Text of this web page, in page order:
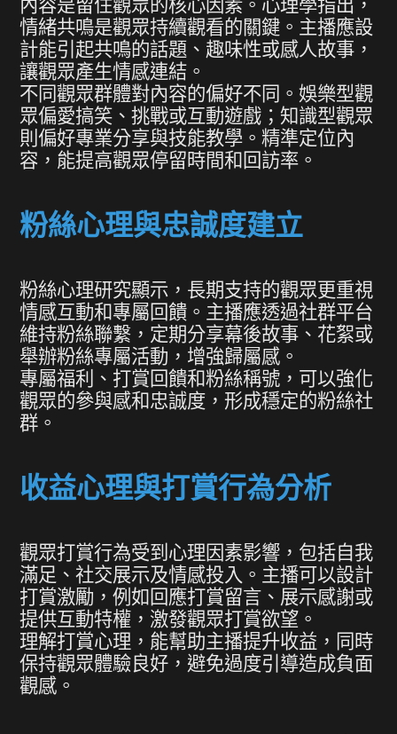
內容是留住觀眾的核心因素。心理學指出，
情緒共鳴是觀眾持續觀看的關鍵。主播應設
計能引起共鳴的話題、趣味性或感人故事，
讓觀眾產生情感連結。
不同觀眾群體對內容的偏好不同。娛樂型觀
眾偏愛搞笑、挑戰或互動遊戲；知識型觀眾
則偏好專業分享與技能教學。精準定位內
容，能提高觀眾停留時間和回訪率。
粉絲心理與忠誠度建立
粉絲心理研究顯示，長期支持的觀眾更重視
情感互動和專屬回饋。主播應透過社群平台
維持粉絲聯繫，定期分享幕後故事、花絮或
舉辦粉絲專屬活動，增強歸屬感。
專屬福利、打賞回饋和粉絲稱號，可以強化
觀眾的參與感和忠誠度，形成穩定的粉絲社
群。
收益心理與打賞行為分析
觀眾打賞行為受到心理因素影響，包括自我
滿足、社交展示及情感投入。主播可以設計
打賞激勵，例如回應打賞留言、展示感謝或
提供互動特權，激發觀眾打賞欲望。
理解打賞心理，能幫助主播提升收益，同時
保持觀眾體驗良好，避免過度引導造成負面
觀感。